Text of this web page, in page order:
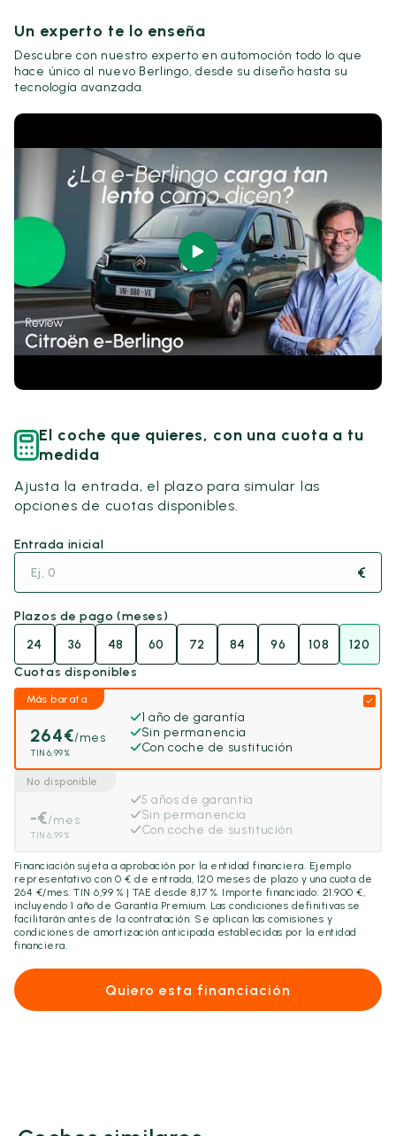
Un experto te lo enseña
Descubre con nuestro experto en automoción todo lo que
hace único al nuevo Berlingo, desde su diseño hasta su
tecnología avanzada.
El coche que quieres, con una cuota a tu
medida
Ajusta la entrada, el plazo para simular las
opciones de cuotas disponibles.
Entrada inicial
€
Plazos de pago (meses)
24
36 48 60 72 84 96 108
120
Cuotas disponibles
Más barata
264€/mes
TIN 6,99%
1 año de garantía
Sin permanencia
Con coche de sustitución
No disponible
-€/mes
TIN 6,99%
5 años de garantía
Sin permanencia
Con coche de sustitución
Financiación sujeta a aprobación por la entidad financiera. Ejemplo
representativo con0 € de entrada, 120 meses de plazo y una cuota de
264 €/mes. TIN 6,99 % | TAE desde 8,17 %. Importe financiado: 21.900 €,
incluyendo1 año de Garantía Premium. Las condiciones definitivas se
facilitarán antes de la contratación. Se aplican las comisiones y
condiciones de amortización anticipada establecidas por la entidad
financiera.
Quiero esta financiación